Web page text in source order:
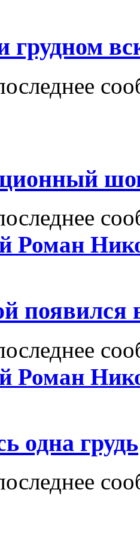
грудном
Роман
появился
Роман
одна грудь